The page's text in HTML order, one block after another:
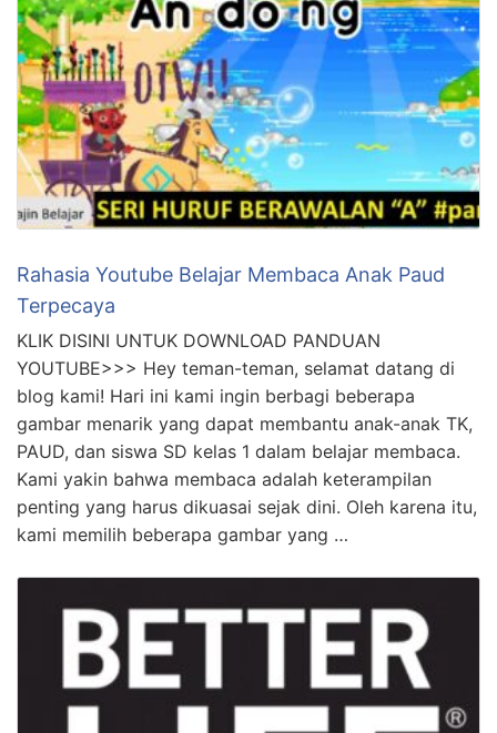
Rahasia Youtube Belajar Membaca Anak Paud
Terpecaya
KLIK DISINI UNTUK DOWNLOAD PANDUAN
YOUTUBE>>> Hey teman-teman, selamat datang di
blog kami! Hari ini kami ingin berbagi beberapa
gambar menarik yang dapat membantu anak-anak TK,
PAUD, dan siswa SD kelas 1 dalam belajar membaca.
Kami yakin bahwa membaca adalah keterampilan
penting yang harus dikuasai sejak dini. Oleh karena itu,
kami memilih beberapa gambar yang …